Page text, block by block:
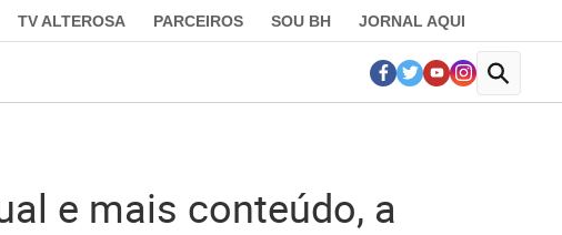
TV ALTEROSA PARCEIROS SOU BH JORNAL AQUI
e mais conteúdo, a